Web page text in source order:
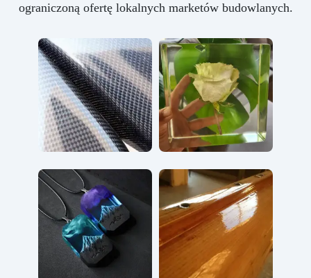
ograniczoną ofertę lokalnych marketów budowlanych.